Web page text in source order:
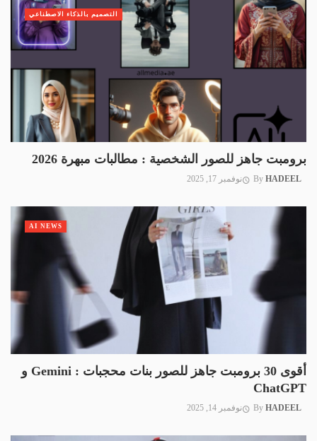
برومبت جاهز للصور الشخصية : مطالبات مبهرة 2026
By HADEEL نوفمبر 17, 2025
التصميم بالذكاء الاصطناعي
أقوى 30 برومبت جاهز للصور بنات محجبات : Gemini و
ChatGPT
By HADEEL نوفمبر 14, 2025
AI NEWS